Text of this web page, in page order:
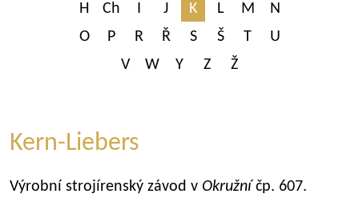
H
Ch I J K L M
N
O
P R Ř S Š T
U
V
W Y Z Ž
Kern-Liebers
Výrobní strojírenský závod v Okružní čp. 607.